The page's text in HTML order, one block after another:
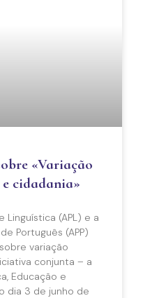
«Variação
cidadania»
Linguística (APL) e a
Português (APP)
variação
conjunta – a
Educação e
dia 3 de junho de